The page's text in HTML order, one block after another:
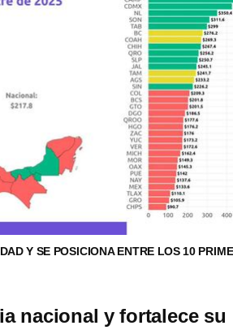
Y SE POSICIONA ENTRE LOS 10
nacional y fortalece su